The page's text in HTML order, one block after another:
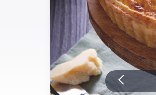
Dernieres recettes
IT Website